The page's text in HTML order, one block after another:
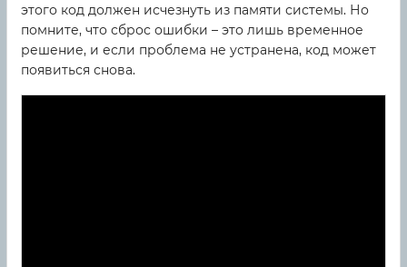
этого код должен исчезнуть из памяти системы. Но
помните, что сброс ошибки – это лишь временное
решение, и если проблема не устранена, код может
появиться снова.